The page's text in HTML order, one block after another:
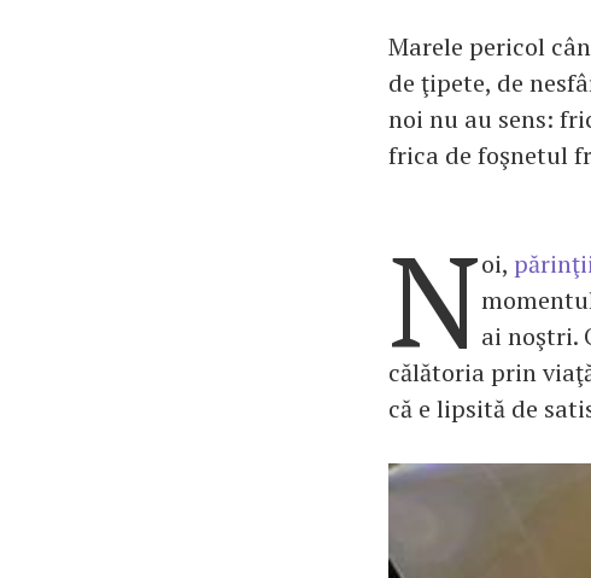
Marele pericol
de ţipete, de
noi nu au sens:
frica de foşnetul
Noi,
ai noştri.
călătoria prin
că e lipsită de